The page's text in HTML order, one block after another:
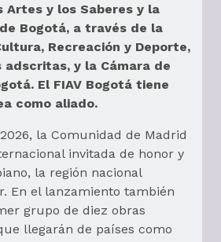
Artes y los Saberes y la
Bogotá, a través de la
Recreación y Deporte,
y la Cámara de
El FIAV Bogotá tiene
como aliado.
la Comunidad de Madrid
invitada de honor y
la región nacional
En el lanzamiento también
grupo de diez obras
llegarán de países como